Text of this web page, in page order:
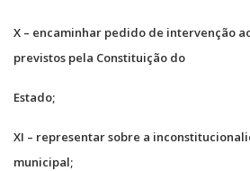
X – encaminhar pedido de intervenção
previstos pela Constituição do
Estado;
XI – representar sobre a
municipal;